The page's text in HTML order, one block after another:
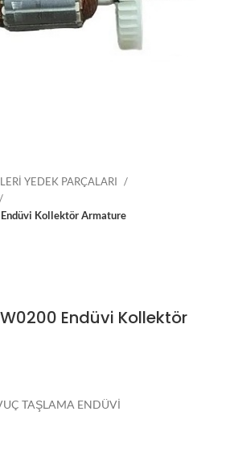
YEDEK PARÇALARI
Kollektör Armature
Endüvi Kollektör
TAŞLAMA ENDÜVİ